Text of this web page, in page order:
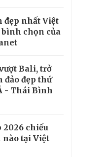
đẹp nhất Việt
chọn của
Bali, trở
đảo đẹp thứ
- Thái Bình
2026 chiếu
tại Việt